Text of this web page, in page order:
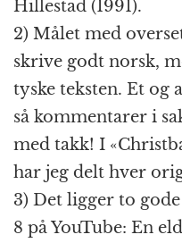
Hillestad (1991).
2) Målet med
skrive godt norsk,
tyske teksten. Et og
så kommentarer i
med takk! I
har jeg delt hver
3) Det ligger to
8 på YouTube: En